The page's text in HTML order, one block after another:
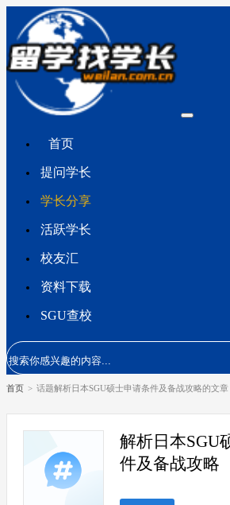
首页
提问学长
学长分享
活跃学长
校友汇
资料下载
SGU查校
首页 > 话题解析日本SGU硕士申请条件及备战攻略的文章
解析日本SGU
件及备战攻略